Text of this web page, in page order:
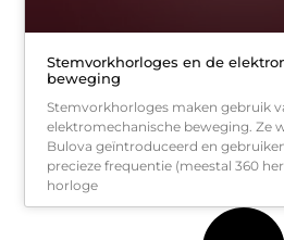
Stemvorkhorloges en de
beweging
Stemvorkhorloges maken gebruik
elektromechanische beweging. Ze
Bulova geïntroduceerd en
precieze frequentie (meestal 360
horloge